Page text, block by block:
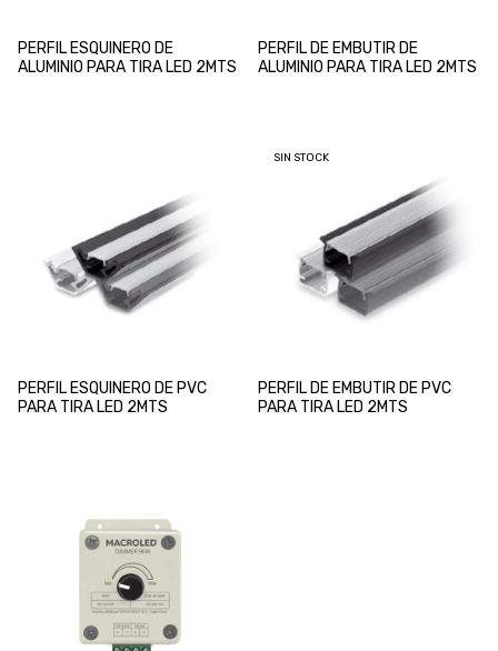
PERFIL ESQUINERO DE
ALUMINIO PARA TIRA LED 2MTS
PERFIL DE EMBUTIR DE
ALUMINIO PARA TIRA LED 2MTS
PERFIL ESQUINERO DE PVC
PARA TIRA LED 2MTS
SIN STOCK
PERFIL DE EMBUTIR DE PVC
PARA TIRA LED 2MTS